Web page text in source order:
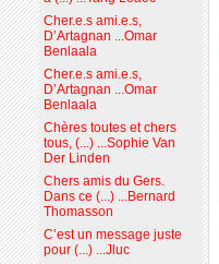
Cher.e.s ami.e.s,
D’Artagnan ...Omar
Benlaala
Cher.e.s ami.e.s,
D’Artagnan ...Omar
Benlaala
Chères toutes et chers
tous, (...) ...Sophie Van
Der Linden
Chers amis du Gers.
Dans ce (...) ...Bernard
Thomasson
C’est un message juste
pour (...) ...Jluc